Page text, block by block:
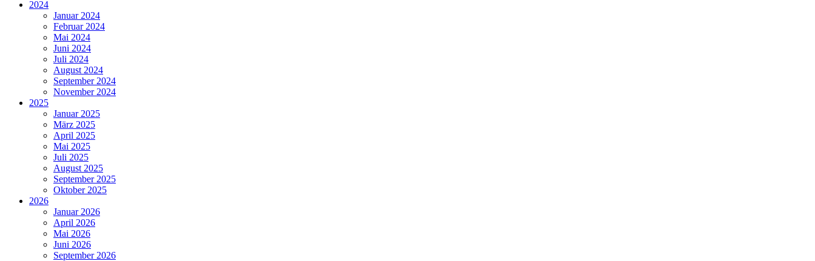
2024
Januar 2024
Februar 2024
Mai 2024
Juni 2024
Juli 2024
August 2024
September 2024
November 2024
2025
Januar 2025
März 2025
April 2025
Mai 2025
Juli 2025
August 2025
September 2025
Oktober 2025
2026
Januar 2026
April 2026
Mai 2026
Juni 2026
September 2026